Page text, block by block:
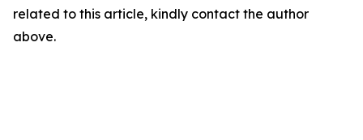
related to this article, kindly contact the author
above.